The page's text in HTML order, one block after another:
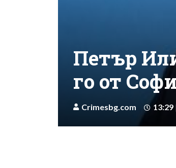
Петър
го от
Crimesbg.com 13:29